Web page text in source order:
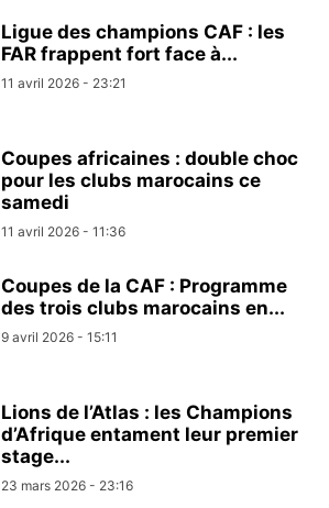
Ligue des champions CAF : les
FAR frappent fort face à...
11 avril 2026 - 23:21
Coupes africaines : double choc
pour les clubs marocains ce
samedi
11 avril 2026 - 11:36
Coupes de la CAF : Programme
des trois clubs marocains en...
9 avril 2026 - 15:11
Lions de l’Atlas : les Champions
d’Afrique entament leur premier
stage...
23 mars 2026 - 23:16